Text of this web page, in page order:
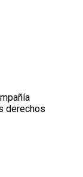
derechos